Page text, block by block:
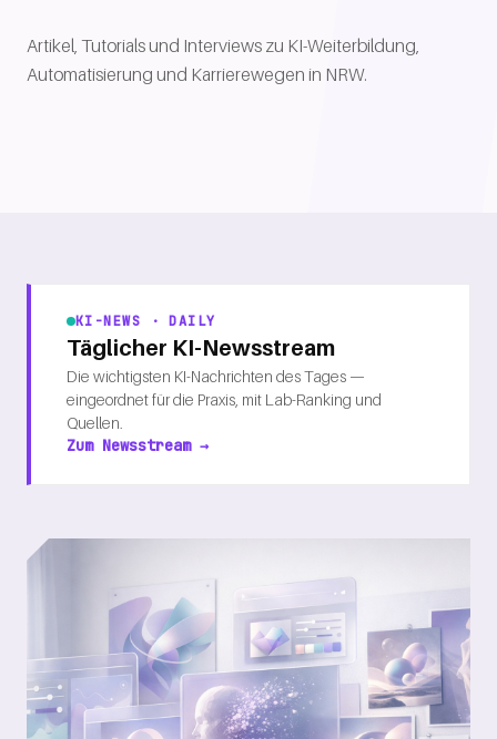
Artikel, Tutorials und Interviews zu KI-Weiterbildung,
Automatisierung und Karrierewegen in NRW.
KI-NEWS · DAILY
Täglicher KI-Newsstream
Die wichtigsten KI-Nachrichten des Tages —
eingeordnet für die Praxis, mit Lab-Ranking und
Quellen.
Zum Newsstream →